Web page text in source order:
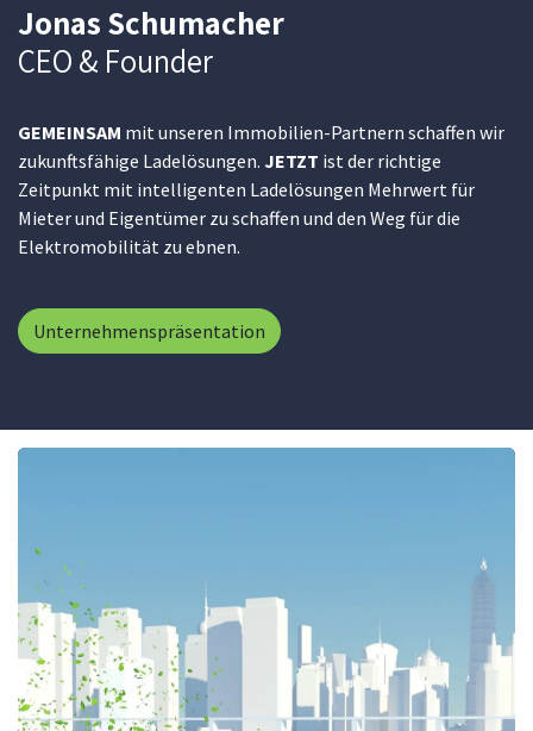
Jonas Schumacher
CEO & Founder
GEMEINSAM mit unseren Immobilien-Partnern schaffen wir
zukunftsfähige Ladelösungen. JETZT ist der richtige
Zeitpunkt mit intelligenten Ladelösungen Mehrwert für
Mieter und Eigentümer zu schaffen und den Weg für die
Elektromobilität zu ebnen.
Unternehmenspräsentation